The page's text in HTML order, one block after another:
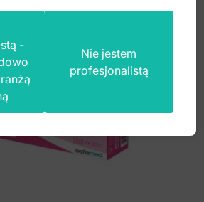
-
Nie jestem
profesjonalistą